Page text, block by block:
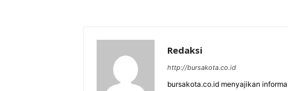
Redaksi
http://bursakota.co.id
bursakota.co.id menyajikan